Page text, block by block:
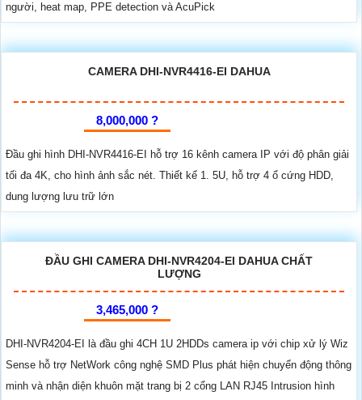
người, heat map, PPE detection và AcuPick
CAMERA DHI-NVR4416-EI DAHUA
8,000,000 ?
Đầu ghi hình DHI-NVR4416-EI hỗ trợ 16 kênh camera IP với độ phân giải
tối đa 4K, cho hình ảnh sắc nét. Thiết kế 1. 5U, hỗ trợ 4 ổ cứng HDD,
dung lượng lưu trữ lớn
ĐẦU GHI CAMERA DHI-NVR4204-EI DAHUA CHẤT
LƯỢNG
3,465,000 ?
DHI-NVR4204-EI là đầu ghi 4CH 1U 2HDDs camera ip với chip xử lý Wiz
Sense hỗ trợ NetWork công nghệ SMD Plus phát hiện chuyển động thông
minh và nhận diện khuôn mặt trang bị 2 cổng LAN RJ45 Intrusion hình